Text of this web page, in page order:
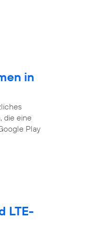
in
die eine
Play
LTE-